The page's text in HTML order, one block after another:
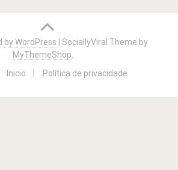
by WordPress |SociallyViral Theme by
MyThemeShop.
Inicio Política de privacidade